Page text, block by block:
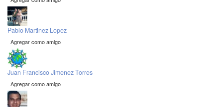
Pablo Martinez Lopez
Agregar como amigo
Juan Francisco Jimenez Torres
Agregar como amigo